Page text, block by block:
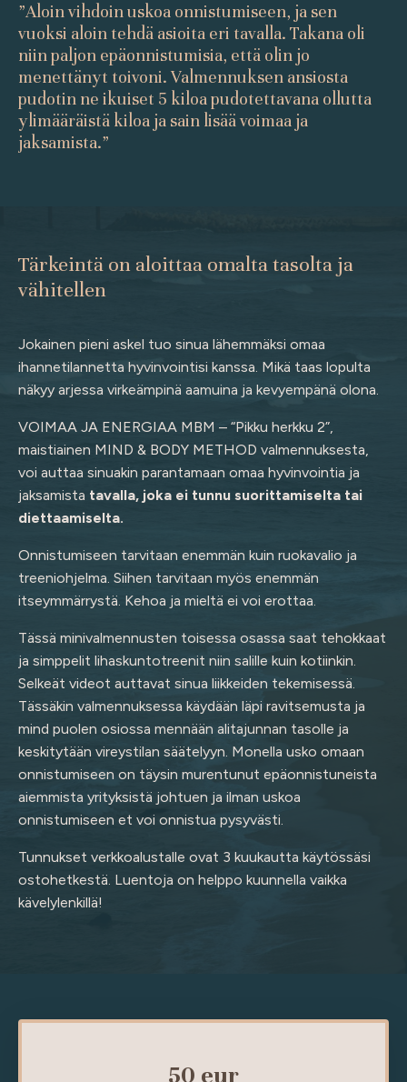
”Aloin vihdoin uskoa onnistumiseen, ja sen
vuoksi aloin tehdä asioita eri tavalla. Takana oli
niin paljon epäonnistumisia, että olin jo
menettänyt toivoni. Valmennuksen ansiosta
pudotin ne ikuiset 5 kiloa pudotettavana ollutta
ylimääräistä kiloa ja sain lisää voimaa ja
jaksamista.”
Tärkeintä on aloittaa omalta tasolta ja
vähitellen
Jokainen pieni askel tuo sinua lähemmäksi omaa
ihannetilannetta hyvinvointisi kanssa. Mikä taas lopulta
näkyy arjessa virkeämpinä aamuina ja kevyempänä olona.
VOIMAA JA ENERGIAA MBM – “Pikku herkku 2”,
maistiainen MIND & BODY METHOD valmennuksesta,
voi auttaa sinuakin parantamaan omaa hyvinvointia ja
jaksamista tavalla, joka ei tunnu suorittamiselta tai
diettaamiselta.
Onnistumiseen tarvitaan enemmän kuin ruokavalio ja
treeniohjelma. Siihen tarvitaan myös enemmän
itseymmärrystä. Kehoa ja mieltä ei voi erottaa.
Tässä minivalmennusten toisessa osassa saat tehokkaat
ja simppelit lihaskuntotreenit niin salille kuin kotiinkin.
Selkeät videot auttavat sinua liikkeiden tekemisessä.
Tässäkin valmennuksessa käydään läpi ravitsemusta ja
mind puolen osiossa mennään alitajunnan tasolle ja
keskitytään vireystilan säätelyyn. Monella usko omaan
onnistumiseen on täysin murentunut epäonnistuneista
aiemmista yrityksistä johtuen ja ilman uskoa
onnistumiseen et voi onnistua pysyvästi.
Tunnukset verkkoalustalle ovat 3 kuukautta käytössäsi
ostohetkestä. Luentoja on helppo kuunnella vaikka
kävelylenkillä!
50 eur